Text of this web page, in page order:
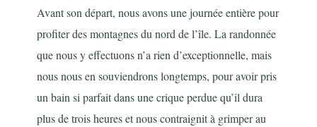
Avant son départ, nous avons une journée entière pour
profiter des montagnes du nord de l’île. La randonnée
que nous y effectuons n’a rien d’exceptionnelle, mais
nous nous en souviendrons longtemps, pour avoir pris
un bain si parfait dans une crique perdue qu’il dura
plus de trois heures et nous contraignit à grimper au